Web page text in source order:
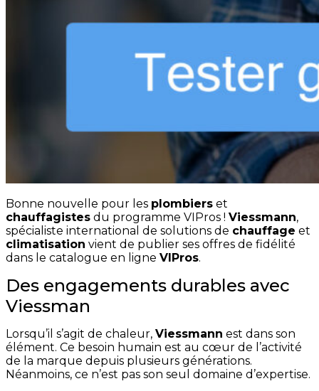
Bonne nouvelle pour les plombiers et
chauffagistes du programme VIPros ! Viessmann,
spécialiste international de solutions de chauffage et
climatisation vient de publier ses offres de fidélité
dans le catalogue en ligne VIPros.
Des engagements durables avec
Viessman
Lorsqu’il s’agit de chaleur, Viessmann est dans son
élément. Ce besoin humain est au cœur de l’activité
de la marque depuis plusieurs générations.
Néanmoins, ce n’est pas son seul domaine d’expertise.